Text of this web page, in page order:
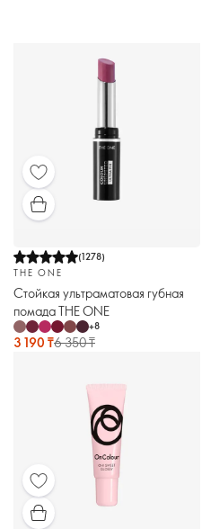
(1278)
THE ONE
Стойкая ультраматовая губная
помада THE ONE
+8
3 190 ₸6 350 ₸